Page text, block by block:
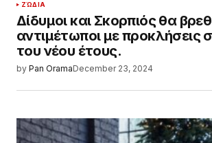
ΖΏΔΙΑ
Δίδυμοι και Σκορπιός θα
αντιμέτωποι με προκλήσεις
του νέου έτους.
by Pan OramaDecember 23, 2024